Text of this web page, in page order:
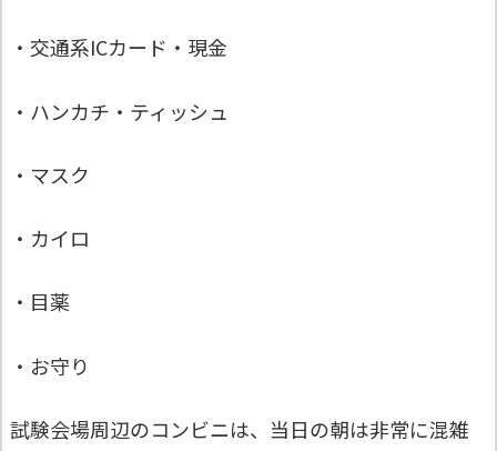
・交通系ICカード・現金
・ハンカチ・ティッシュ
・マスク
・カイロ
・目薬
・お守り
試験会場周辺のコンビニは、当日の朝は非常に混雑